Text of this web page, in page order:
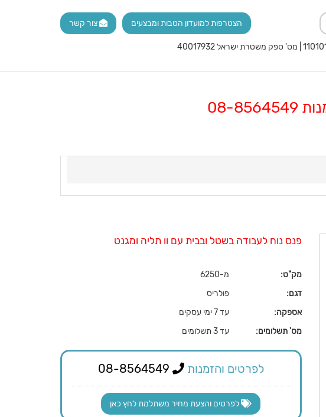
צור קשר הצטרפות למועדון הטבות ומבצעים
פנס נוח לעבודה בשטל ובבית עם וו תליה ומגנט
מק"ט:
מ-6250
דגם:
פולריס
אספקה:
עד 7 ימי עסקים
מס' תשלומים:
עד 3 תשלומים
לפרטים והזמנות
לפרטים והצעת מחיר משתלמת לחץ כאן